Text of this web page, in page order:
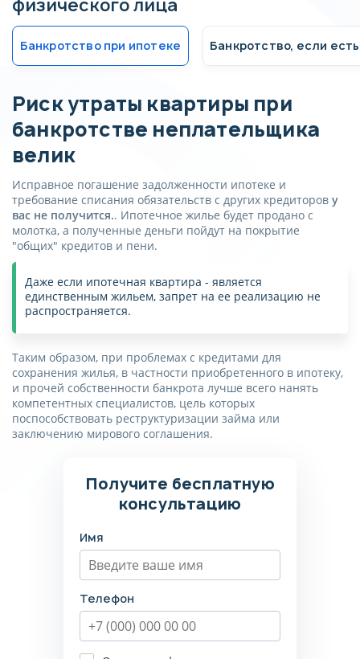
физического лица
Банкротство при ипотеке Банкротство, если
Риск утраты квартиры при
банкротстве неплательщика
велик
Исправное погашение задолженности ипотеке и
требование списания обязательств с других кредиторов у
вас не получится.. Ипотечное жилье будет продано с
молотка, а полученные деньги пойдут на покрытие
"общих" кредитов и пени.
Даже если ипотечная квартира - является
единственным жильем, запрет на ее реализацию не
распространяется.
Таким образом, при проблемах с кредитами для
сохранения жилья, в частности приобретенного в ипотеку,
и прочей собственности банкрота лучше всего нанять
компетентных специалистов, цель которых
поспособствовать реструктуризации займа или
заключению мирового соглашения.
Получите бесплатную
консультацию
Имя
Телефон